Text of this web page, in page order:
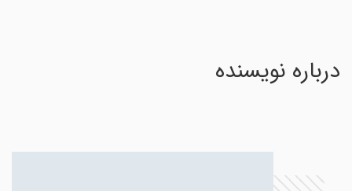
درباره نویسنده